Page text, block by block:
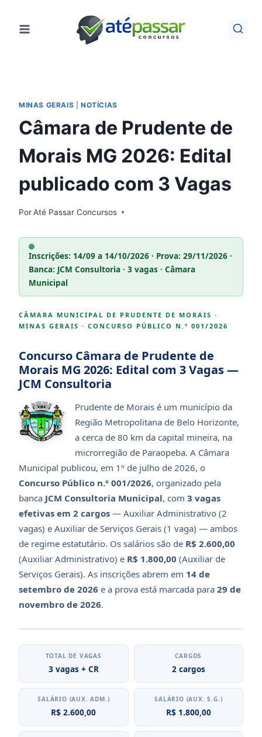
para
MINAS GERAIS NOTÍCIAS
Câmara de Prudente de
Morais MG 2026: Edital
publicado com 3 Vagas
PorAté Passar Concursos
Inscrições: 14/09 a 14/10/2026 · Prova: 29/11/2026 ·
Banca: JCM Consultoria · 3 vagas · Câmara
Municipal
CÂMARA MUNICIPAL DE PRUDENTE DE MORAIS ·
MINAS GERAIS · CONCURSO PÚBLICO N.º 001/2026
Concurso Câmara de Prudente de
Morais MG 2026: Edital com 3 Vagas —
JCM Consultoria
Prudente de Morais é um município da
Região Metropolitana de Belo Horizonte,
a cerca de 80 km da capital mineira, na
microrregião de Paraopeba. A Câmara
Municipal publicou, em 1º de julho de 2026, o
Concurso Público n.º 001/2026, organizado pela
banca JCM Consultoria Municipal, com 3 vagas
efetivas em 2 cargos — Auxiliar Administrativo (2
vagas) e Auxiliar de Serviços Gerais (1 vaga) — ambos
de regime estatutário. Os salários são de R$ 2.600,00
(Auxiliar Administrativo) e R$ 1.800,00 (Auxiliar de
Serviços Gerais). As inscrições abrem em 14 de
setembro de 2026 e a prova está marcada para 29 de
novembro de 2026.
TOTAL DE VAGAS
3 vagas + CR
CARGOS
2 cargos
SALÁRIO (AUX. ADM.)
R$ 2.600,00
SALÁRIO (AUX. S.G.)
R$ 1.800,00